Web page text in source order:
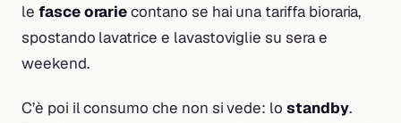
le fasce orariecontano se hai una tariffa bioraria,
spostando lavatrice e lavastoviglie su sera e
weekend.
C’è poi il consumo che non si vede: lostandby.